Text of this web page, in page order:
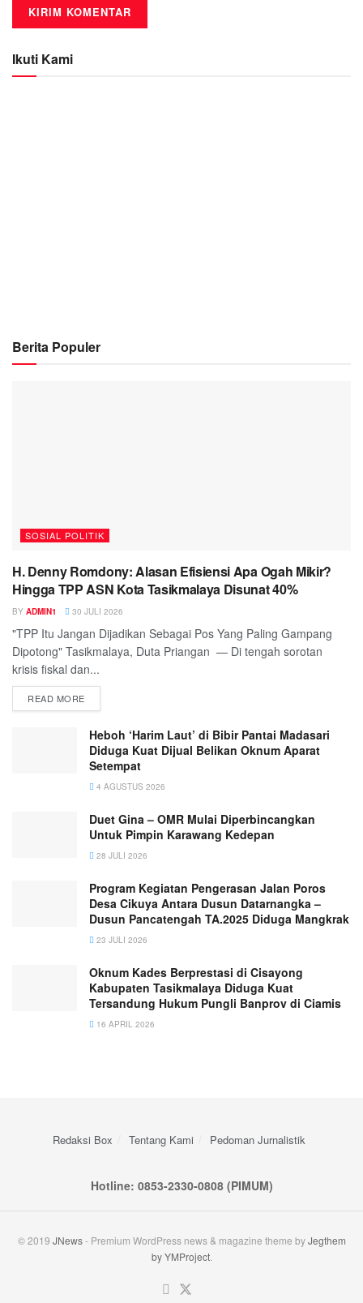
Ikuti Kami
Berita Populer
SOSIAL POLITIK
H. Denny Romdony: Alasan Efisiensi Apa Ogah Mikir?
Hingga TPP ASN Kota Tasikmalaya Disunat 40%
BY ADMIN1 30 JULI 2026
"TPP Itu Jangan Dijadikan Sebagai Pos Yang Paling Gampang
Dipotong" Tasikmalaya, Duta Priangan — Di tengah sorotan
krisis fiskal dan...
READ MORE
Heboh ‘Harim Laut’ di Bibir Pantai Madasari
Diduga Kuat Dijual Belikan Oknum Aparat
Setempat
4 AGUSTUS 2026
Duet Gina – OMR Mulai Diperbincangkan
Untuk Pimpin Karawang Kedepan
28 JULI 2026
Program Kegiatan Pengerasan Jalan Poros
Desa Cikuya Antara Dusun Datarnangka –
Dusun Pancatengah TA.2025 Diduga Mangkrak
23 JULI 2026
Oknum Kades Berprestasi di Cisayong
Kabupaten Tasikmalaya Diduga Kuat
Tersandung Hukum Pungli Banprov di Ciamis
16 APRIL 2026
Redaksi Box Tentang Kami Pedoman Jurnalistik
Hotline: 0853-2330-0808 (PIMUM)
© 2019 JNews- Premium WordPress news & magazine theme byJegthem
by YMProject.